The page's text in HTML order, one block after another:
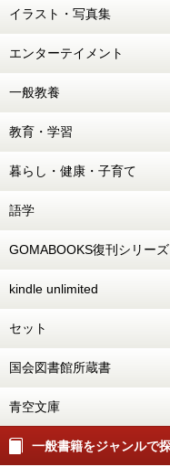
イラスト・写真集
エンターテイメント
一般教養
教育・学習
暮らし・健康・子育て
語学
GOMABOOKS復刊シリーズ
kindle unlimited
セット
国会図書館所蔵書
青空文庫
一般書籍をジャンルで